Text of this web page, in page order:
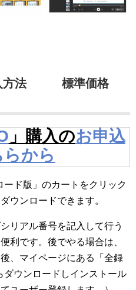
入方法 標準価格
」購入のお申込
から
ド版」のカートをクリック
ウンロードできます。
リアル番号を記入して行う
利です。後でやる場合は、
、マイページにある「全録
ダウンロードしインストール